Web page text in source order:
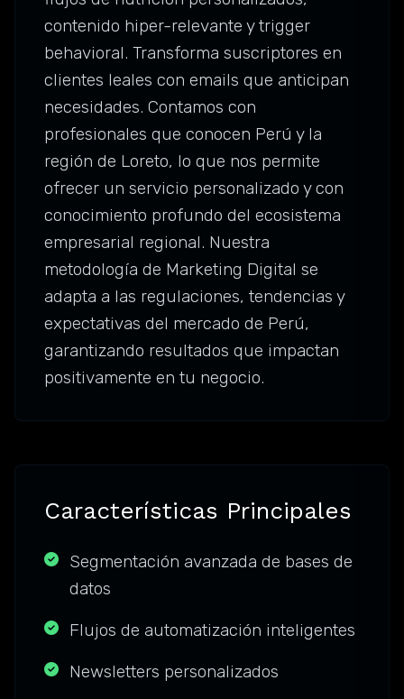
contenido hiper-relevante y trigger
behavioral. Transforma suscriptores en
clientes leales con emails que anticipan
necesidades. Contamos con
profesionales que conocen Perú y la
región de Loreto, lo que nos permite
ofrecer un servicio personalizado y con
conocimiento profundo del ecosistema
empresarial regional. Nuestra
metodología de Marketing Digital se
adapta a las regulaciones, tendencias y
expectativas del mercado de Perú,
garantizando resultados que impactan
positivamente en tu negocio.
Características Principales
Segmentación avanzada de bases de
datos
Flujos de automatización inteligentes
Newsletters personalizados